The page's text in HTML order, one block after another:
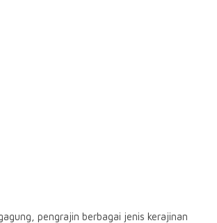
pengrajin berbagai jenis kerajinan